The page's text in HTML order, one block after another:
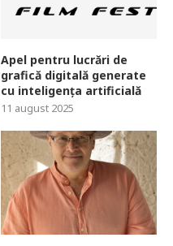
Apel pentru lucrări de
grafică digitală generate
cu inteligența artificială
11 august 2025